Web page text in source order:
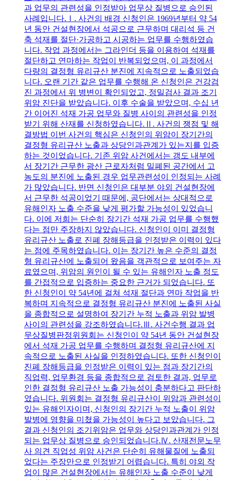
과 업무의 관련성을 인정받아 업무상 질병으로 승인된
사례입니다.Ⅰ. 사건의 배경 신청인은 1969년부터 약 54
년 동안 건설현장에서 석공으로 근무하며 대리석 등 건
축 석재를 절단·가공하고 시공하는 업무를 수행하였습
니다. 작업 과정에서는 그라인더 등을 이용하여 석재를
절단하고 연마하는 작업이 반복되었으며, 이 과정에서
다량의 결정형 유리규산 분진에 지속적으로 노출되었습
니다. 오랜 기간 같은 업무를 수행해 온 신청인은 건강검
진 과정에서 위 병변이 확인되었고, 정밀검사 결과 조기
위암 진단을 받았습니다. 이후 수술을 받았으며, 수십 년
간 이어진 석재 가공 업무와 질병 사이의 관련성을 인정
받기 위해 산재를 신청하였습니다.Ⅱ. 사건의 쟁점 및 해
결방법 이번 사건의 핵심은 신청인의 위암이 장기간의
결정형 유리규산 노출과 상당인과관계가 있는지를 입증
하는 것이었습니다. 기존 위암 사건에서는 갱도 내부에
서 장기간 근무한 광산 근로자처럼 밀폐된 공간에서 고
농도의 분진에 노출된 경우 업무관련성이 인정되는 사례
가 많았습니다. 반면 신청인은 대부분 야외 건설현장에
서 근무한 석공이었기 때문에, 공단에서는 상대적으로
유해인자 노출 수준을 낮게 평가할 가능성이 있었습니
다. 이에 저희는 단순히 장기간 석재 가공 업무를 수행했
다는 점만 주장하지 않았습니다. 신청인이 이미 결정형
유리규산 노출로 진폐 장해등급을 인정받은 이력이 있다
는 점에 주목하였습니다. 이는 장기간 높은 수준의 결정
형 유리규산에 노출되어 왔음을 객관적으로 보여주는 자
료였으며, 위암의 원인이 될 수 있는 유해인자 노출 정도
를 간접적으로 입증하는 중요한 근거가 되었습니다. 또
한 신청인이 약 54년에 걸쳐 석재 절단과 연마 작업을 반
복하며 지속적으로 결정형 유리규산 분진에 노출된 사실
을 종합적으로 설명하여 장기간 누적 노출과 위암 발병
사이의 관련성을 강조하였습니다.Ⅲ. 사건수행 결과 업
무상질병판정위원회는 신청인이 약 54년 동안 건설현장
에서 석재 가공 업무를 수행하며 결정형 유리규산에 지
속적으로 노출된 사실을 인정하였습니다. 또한 신청인이
진폐 장해등급을 인정받은 이력이 있는 점과 장기간의
직업력, 업무환경 등을 종합적으로 검토한 결과, 업무로
인한 결정형 유리규산 노출 가능성이 충분하다고 판단하
였습니다. 위원회는 결정형 유리규산이 위암과 관련성이
있는 유해인자이며, 신청인의 장기간 누적 노출이 위암
발병에 영향을 미쳤을 가능성이 높다고 보았습니다. 그
결과 신청인의 조기위암은 업무와 상당인과관계가 인정
되는 업무상 질병으로 승인되었습니다.Ⅳ. 산재전문노무
사 의견 직업성 위암 사건은 단순히 유해물질에 노출되
었다는 주장만으로 인정받기 어렵습니다. 특히 야외 작
업이 많은 건설현장에서는 유해인자 노출 수준이 낮게